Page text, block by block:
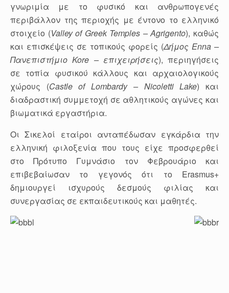
γνωριμία με το φυσικό και ανθρωπογενές
περιβάλλον της περιοχής με έντονο το ελληνικό
στοιχείο (Valley of Greek Temples –Agrigento), καθώς
και επισκέψεις σε τοπικούς φορείς (Δήμος Enna –
ΠανεπιστήμιοKore – επιχειρήσεις), περιηγήσεις
σε τοπία φυσικού κάλλους και αρχαιολογικούς
χώρους (Castle of Lombardy– Nicoletti Lake) και
διαδραστική συμμετοχή σε αθλητικούς αγώνες και
βιωματικά εργαστήρια.
Οι Σικελοί εταίροι ανταπέδωσαν εγκάρδια την
ελληνική φιλοξενία που τους είχε προσφερθεί
στο Πρότυπο Γυμνάσιο τον Φεβρουάριο και
επιβεβαίωσαν το γεγονός ότι το Erasmus+
δημιουργεί ισχυρούς δεσμούς φιλίας και
συνεργασίας σε εκπαιδευτικούς και μαθητές.